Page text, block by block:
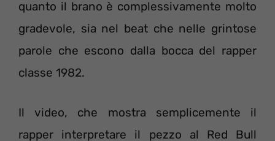
quanto il brano è complessivamente molto
gradevole, sia nel beat che nelle grintose
parole che escono dalla bocca del rapper
classe 1982.
Il video, che mostra semplicemente il
rapper interpretare il pezzo al Red Bull